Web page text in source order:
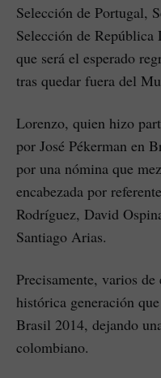
Selección de Portugal,
Selección de
que será el esperado
tras quedar fuera del
Lorenzo, quien hizo
por José Pékerman en
por una nómina que
encabezada por
Rodríguez, David
Santiago Arias.
Precisamente, varios
histórica generación
Brasil 2014, dejando
colombiano.